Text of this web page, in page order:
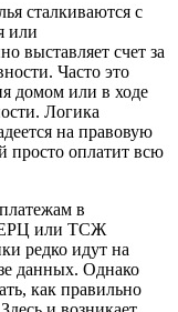
сталкиваются с
или
выставляет счет за
Часто это
домом или в ходе
Логика
на правовую
просто оплатит всю
в
ЕРЦ или ТСЖ
редко идут на
данных. Однако
как правильно